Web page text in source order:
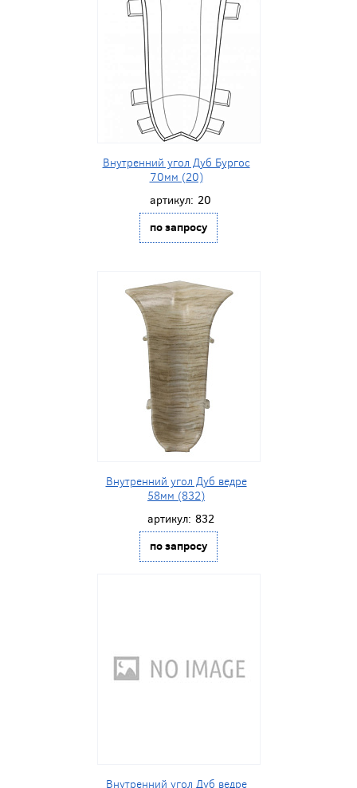
Внутренний угол Дуб Бургос
70мм (20)
артикул: 20
по запросу
Внутренний угол Дуб ведре
58мм (832)
артикул: 832
по запросу
Внутренний угол Дуб ведре